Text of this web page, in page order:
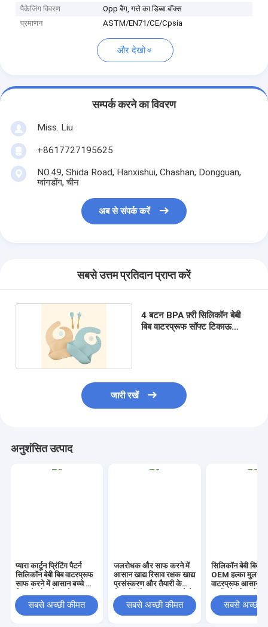
पैकेजिंग विवरण
Opp बैग, गत्ते का डिब्बा बॉक्स
प्रमाणन
ASTM/EN71/CE/Cpsia
और देखो
सम्पर्क करने का विवरण
Miss. Liu
+8617727195625
NO.49, Shida Road, Hanxishui, Chashan, Dongguan,
ग्वांगडोंग, चीन
अब से संपर्क करें
सबसे उत्तम प्रतिदान प्राप्त करें
4 बटन BPA फ़्री सिलिकॉन बेबी
बिब वाटरप्रूफ सॉफ्ट टिकाऊ
जारी रखें
अनुशंसित उत्पाद
प्यारा कार्टून प्रिंटिंग पैटर्न
सिलिकॉन बेबी बिब वाटरप्रूफ
साफ करने में आसान बच्चे को
सुरक्षा के लिए आदर्श
सबसे अच्छी कीमत
जलरोधक और साफ करने में
आसान खाद्य रिसाव रक्षक खाद्य
प्रसंस्करण और तैयारी के
लिए डिज़ाइन किया गया
सबसे अच्छी कीमत
सिलिकॉन बेबी बिब
OEM हल्का
वाटरप्रूफ आसान
फीडिंग एसेंशियल
सबसे अच्छी